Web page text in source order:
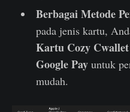
Berbagai Metode
pada jenis kartu,
Kartu Cozy Cwallet
Google Payuntuk
mudah.